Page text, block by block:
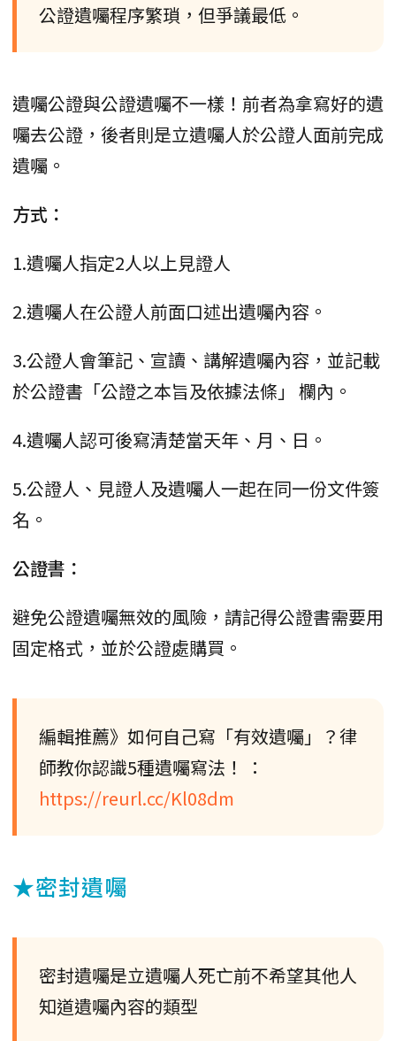
公證遺囑程序繁瑣，但爭議最低。
遺囑公證與公證遺囑不一樣！前者為拿寫好的遺
囑去公證，後者則是立遺囑人於公證人面前完成
遺囑。
方式：
1.遺囑人指定2人以上見證人
2.遺囑人在公證人前面口述出遺囑內容。
3.公證人會筆記、宣讀、講解遺囑內容，並記載
於公證書「公證之本旨及依據法條」 欄內。
4.遺囑人認可後寫清楚當天年、月、日。
5.公證人、見證人及遺囑人一起在同一份文件簽
名。
公證書：
避免公證遺囑無效的風險，請記得公證書需要用
固定格式，並於公證處購買。
編輯推薦》如何自己寫「有效遺囑」？律
師教你認識5種遺囑寫法！ ：
https://reurl.cc/Kl08dm
★密封遺囑
密封遺囑是立遺囑人死亡前不希望其他人
知道遺囑內容的類型